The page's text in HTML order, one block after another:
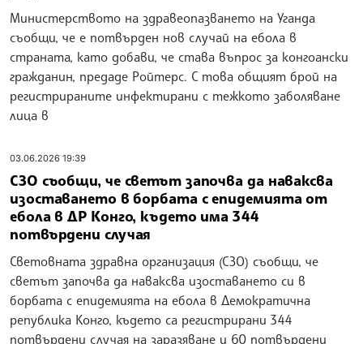
Министерството на здравеопазването на Уганда
съобщи, че е потвърден нов случай на ебола в
страната, като добави, че става въпрос за конгоански
гражданин, предаде Ройтерс. С това общият брой на
регистрираните инфектирани с тежкото заболяване
лица в
03.06.2026 19:39
СЗО съобщи, че светът започва да наваксва
изоставането в борбата с епидемията от
ебола в ДР Конго, където има 344
потвърдени случая
Световната здравна организация (СЗО) съобщи, че
светът започва да наваксва изоставането си в
борбата с епидемията на ебола в Демократична
република Конго, където са регистрирани 344
потвърдени случая на заразяване и 60 потвърдени